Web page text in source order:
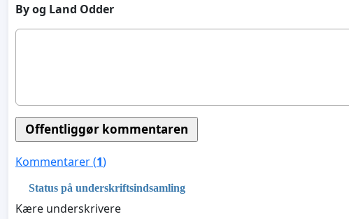
By og Land Odder
Kommentarer (1)
Status på underskriftsindsamling
Kære underskrivere